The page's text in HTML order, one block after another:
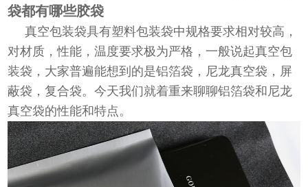
袋都有哪些胶袋
真空包装袋具有塑料包装袋中规格要求相对较高，
对材质，性能，温度要求极为严格，一般说起真空包
装袋，大家普遍能想到的是铝箔袋，尼龙真空袋，屏
蔽袋，复合袋。今天我们就着重来聊聊铝箔袋和尼龙
真空袋的性能和特点。